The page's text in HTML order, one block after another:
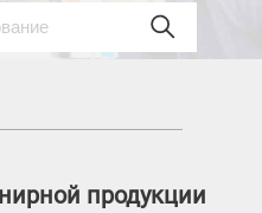
продукции